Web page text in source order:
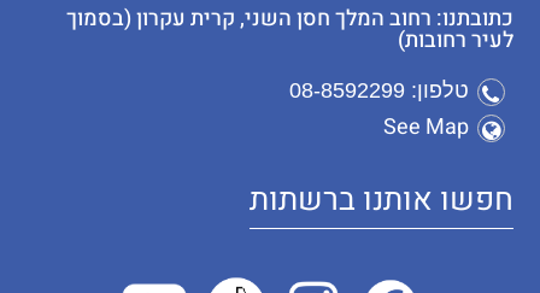
כתובתנו: רחוב המלך חסן השני, קרית עקרון (בסמוך
לעיר רחובות)
טלפון: 08-8592299
See Map
חפשו אותנו ברשתות